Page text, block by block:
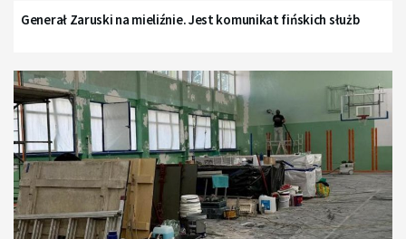
Generał Zaruski na mieliźnie. Jest komunikat fińskich służb